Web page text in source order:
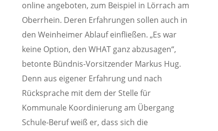
online angeboten, zum Beispiel in Lörrach am
Oberrhein. Deren Erfahrungen sollen auch in
den Weinheimer Ablauf einfließen. „Es war
keine Option, den WHAT ganz abzusagen“,
betonte Bündnis-Vorsitzender Markus Hug.
Denn aus eigener Erfahrung und nach
Rücksprache mit dem der Stelle für
Kommunale Koordinierung am Übergang
Schule-Beruf weiß er, dass sich die